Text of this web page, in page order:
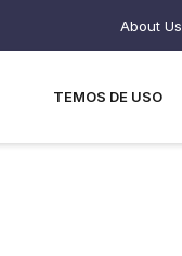
About Us
TEMOS DE USO